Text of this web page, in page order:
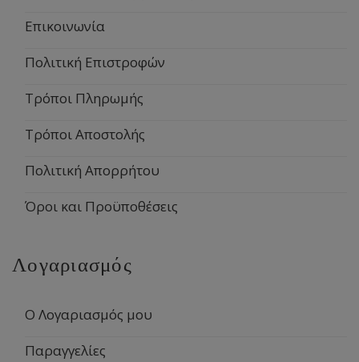
Επικοινωνία
Πολιτική Επιστροφών
Τρόποι Πληρωμής
Τρόποι Αποστολής
Πολιτική Απορρήτου
Όροι και Προϋποθέσεις
Λογαριασμός
Ο Λογαριασμός μου
Παραγγελίες